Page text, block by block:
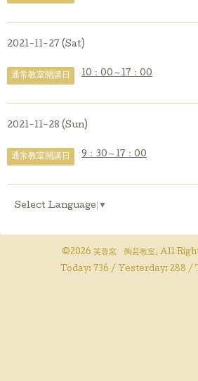
2021-11-27 (Sat)
通常教室開講日 10：00～17：00
2021-11-28 (Sun)
通常教室開講日 9：30～17：00
Select Language ▼
©2026 芙蓉窯 陶芸教室. All
Today: 736 / Yesterday: 288 /